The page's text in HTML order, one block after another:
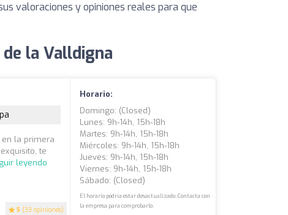
valoraciones y opiniones reales para que
la Valldigna
5 (33 opiniones)
la primera
te
leyendo
Horario:
Domingo: (closed)
Lunes: 9h-14h, 15h-18h
Martes: 9h-14h, 15h-18h
Miércoles: 9h-14h, 15h-18h
Jueves: 9h-14h, 15h-18h
Viernes: 9h-14h, 15h-18h
Sábado: (closed)
El horario podría estar desactualizado. Contacta con
la empresa para comprobarlo.